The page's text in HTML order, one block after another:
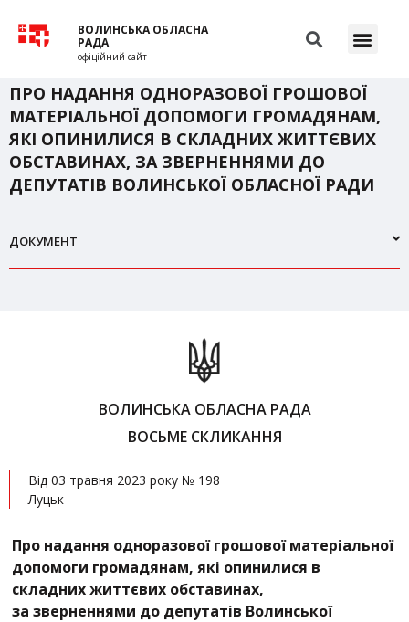
ВОЛИНСЬКА ОБЛАСНА
РАДА
офіційний сайт
ПРО НАДАННЯ ОДНОРАЗОВОЇ ГРОШОВОЇ
МАТЕРІАЛЬНОЇ ДОПОМОГИ ГРОМАДЯНАМ,
ЯКІ ОПИНИЛИСЯ В СКЛАДНИХ ЖИТТЄВИХ
ОБСТАВИНАХ, ЗА ЗВЕРНЕННЯМИ ДО
ДЕПУТАТІВ ВОЛИНСЬКОЇ ОБЛАСНОЇ РАДИ
ДОКУМЕНТ
ВОЛИНСЬКА ОБЛАСНА РАДА
ВОСЬМЕ СКЛИКАННЯ
Від 03 травня 2023 року № 198
Луцьк
Про надання одноразової грошової матеріальної
допомоги громадянам, які опинилися в
складних життєвих обставинах,
за зверненнями до депутатів Волинської